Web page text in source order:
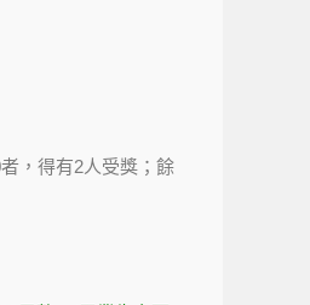
，得有2人受獎；餘